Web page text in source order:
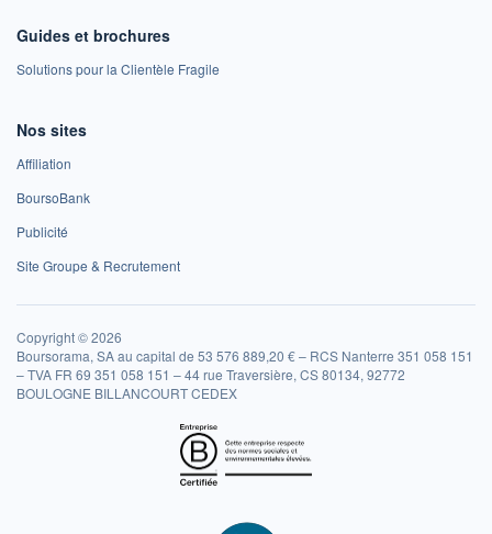
Guides et brochures
Solutions pour la Clientèle Fragile
Nos sites
Affiliation
BoursoBank
Publicité
Site Groupe & Recrutement
Copyright © 2026
Boursorama, SA au capital de 53 576 889,20 € – RCS Nanterre 351 058 151
– TVA FR 69 351 058 151 – 44 rue Traversière, CS 80134, 92772
BOULOGNE BILLANCOURT CEDEX